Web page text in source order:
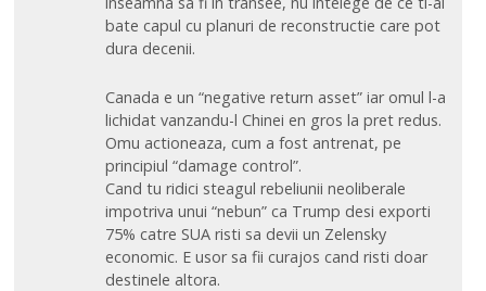
bate capul cu planuri de reconstructie care pot
dura decenii.
Canada e un “negative return asset” iar omul l-a
lichidat vanzandu-l Chinei en gros la pret redus.
Omu actioneaza, cum a fost antrenat, pe
principiul “damage control”.
Cand tu ridici steagul rebeliunii neoliberale
impotriva unui “nebun” ca Trump desi exporti
75% catre SUA risti sa devii un Zelensky
economic. E usor sa fii curajos cand risti doar
destinele altora.